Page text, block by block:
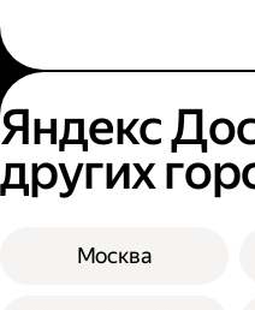
Яндекс
других
Москва